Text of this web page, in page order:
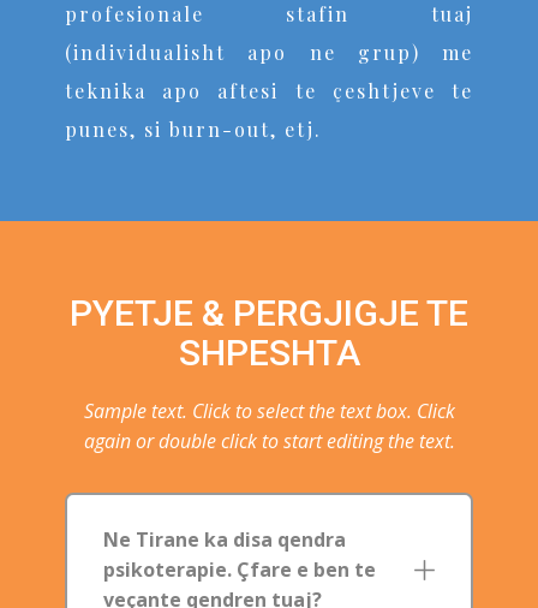
profesionale stafin tuaj
(individualisht apo ne grup) me
teknika apo aftesi te çeshtjeve te
punes, si burn-out, etj.
PYETJE & PERGJIGJE TE
SHPESHTA
Sample text. Click to select the text box. Click
again or double click to start editing the text.
Ne Tirane ka disa qendra
psikoterapie. Çfare e ben te
veçante qendren tuaj?